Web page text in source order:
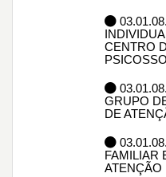
CENTRO
GRUPO
DE
FAMILIAR
ATENÇÃO